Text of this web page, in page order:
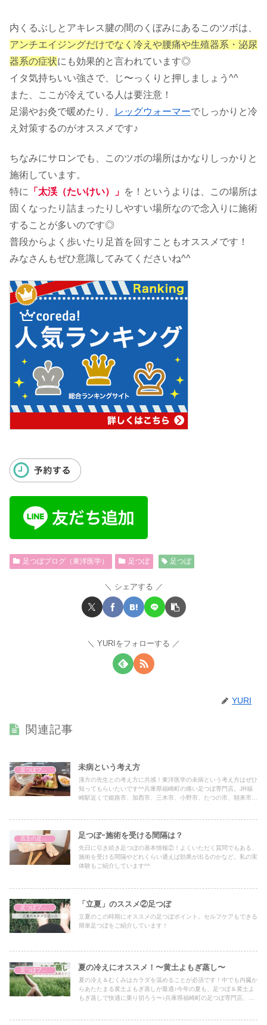
内くるぶしとアキレス腱の間のくぼみにあるこのツボは、
アンチエイジングだけでなく冷えや腰痛や生殖器系・泌尿
器系の症状にも効果的と言われています◎
イタ気持ちいい強さで、じ〜っくりと押しましょう^^
また、ここが冷えている人は要注意！
足湯やお灸で暖めたり、
レッグウォーマーでしっかりと冷
え対策するのがオススメです♪
ちなみにサロンでも、このツボの場所はかなりしっかりと
施術しています。
特に
「太渓（たいけい）」 を！というよりは、この場所は
固くなったり詰まったりしやすい場所なので念入りに施術
することが多いのです◎
普段からよく歩いたり足首を回すこともオススメです！
みなさんもぜひ意識してみてくださいね^^
足つぼブログ（東洋医学） 足つぼ 足つぼ
シェアする
YURIをフォローする
YURI
関連記事
未病という考え方
漢方の先生との考え方に共感！東洋医学の未病という考え方はぜひ
知ってもらいたいです^^兵庫県福崎町の痛い足つぼ専門店。JR福
崎駅近くで姫路市、加西市、三木市、小野市、たつの市、朝来市宍
足つぼｰ施術を受ける間隔は？
先日に引き続き足つぼの基本情報②！よくいただく質問でもある、
施術を受ける間隔やどれくらい通えば効果が出るのかなど。私の実
体験もご紹介しています^^
「立夏」のススメ②足つぼ
立夏のこの時期にオススメの足つぼポイント。セルフケアもできる
簡単足つぼをご紹介しています！
足つぼブログ（東洋医学） 夏の冷えにオススメ！〜黄土よもぎ蒸し〜
夏の冷え＆むくみはカラダを温めることが必須です！中でも内臓か
らあたたまる黄土よもぎ蒸しが最適♪今年の夏も、足つぼ＆黄土よ
もぎ蒸しで快適に乗り切ろう〜♪兵庫県福崎町の足つぼ専門店、足